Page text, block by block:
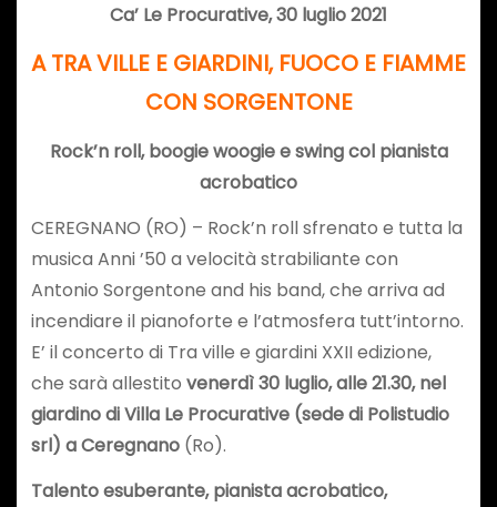
Ca’ Le Procurative, 30 luglio 2021
A TRA VILLE E GIARDINI, FUOCO E FIAMME
CON SORGENTONE
Rock’n roll, boogie woogie e swing col pianista
acrobatico
CEREGNANO (RO) – Rock’n roll sfrenato e tutta la
musica Anni ’50 a velocità strabiliante con
Antonio Sorgentone and his band, che arriva ad
incendiare il pianoforte e l’atmosfera tutt’intorno.
E’ il concerto di Tra ville e giardini XXII edizione,
che sarà allestito venerdì 30 luglio, alle 21.30, nel
giardino di Villa Le Procurative (sede di Polistudio
srl) a Ceregnano(Ro).
Talento esuberante, pianista acrobatico,